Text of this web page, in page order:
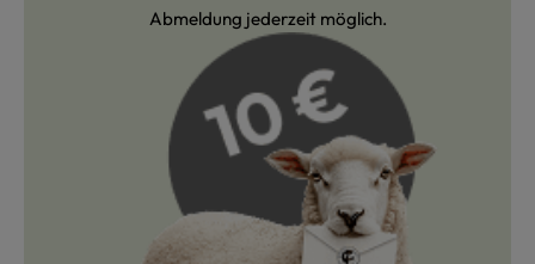
Abmeldung jederzeit möglich.